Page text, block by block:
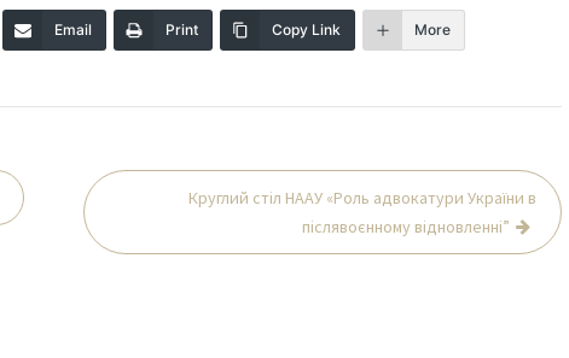
Email Print Copy Link More
Круглий стіл НААУ «Роль адвокатури України в
післявоєнному відновленні”